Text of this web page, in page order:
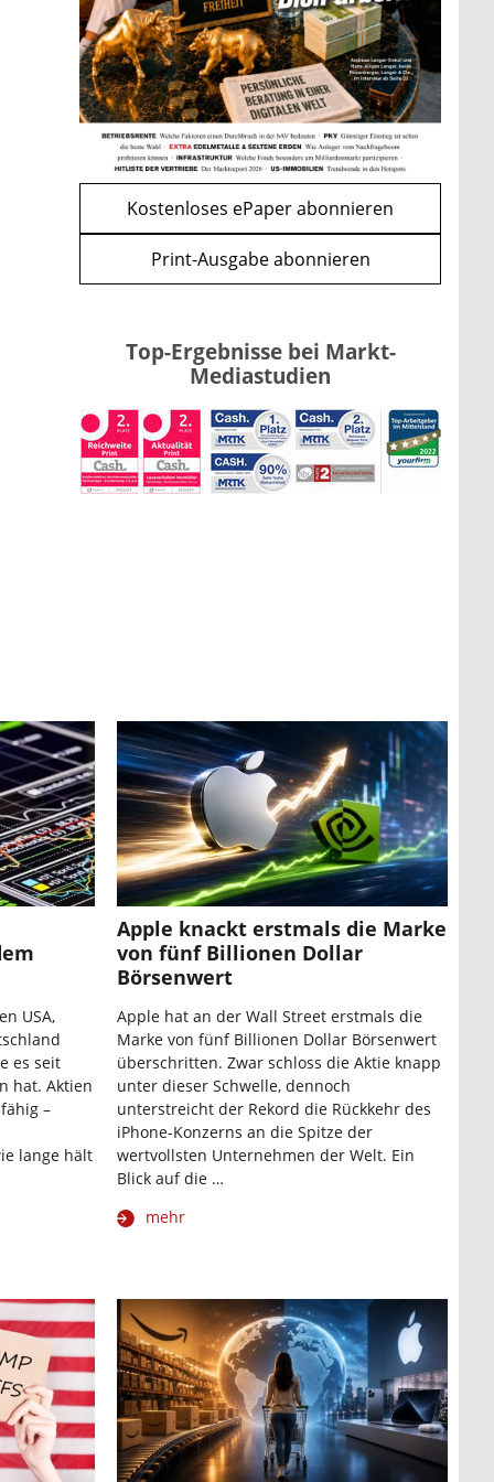
WEITERE ARTIKEL
zurückweiter
Bitcoin im Wartemodus: Fed
und CLARITY Act geben die
Richtung vor
mehr
Kostenloses ePaper abonnieren
Print-Ausgabe abonnieren
Top-Ergebnisse bei Markt-
Mediastudien
USA,
es seit
hat. Aktien
–
lange hält
Apple knackt erstmals die Marke
von fünf Billionen Dollar
Börsenwert
Apple hat an der Wall Street erstmals die
Marke von fünf Billionen Dollar Börsenwert
überschritten. Zwar schloss die Aktie knapp
unter dieser Schwelle, dennoch
unterstreicht der Rekord die Rückkehr des
iPhone-Konzerns an die Spitze der
wertvollsten Unternehmen der Welt. Ein
Blick auf die …
mehr